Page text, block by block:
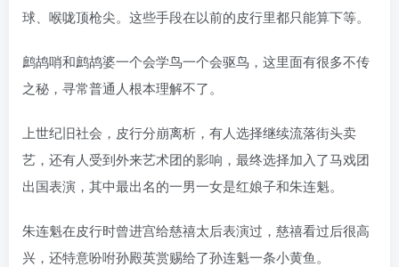
球、喉咙顶枪尖。这些手段在以前的皮行里都只能算下等。
鹧鸪哨和鹧鸪婆一个会学鸟一个会驱鸟，这里面有很多不传
之秘，寻常普通人根本理解不了。
上世纪旧社会，皮行分崩离析，有人选择继续流落街头卖
艺，还有人受到外来艺术团的影响，最终选择加入了马戏团
出国表演，其中最出名的一男一女是红娘子和朱连魁。
朱连魁在皮行时曾进宫给慈禧太后表演过，慈禧看过后很高
兴，还特意吩咐孙殿英赏赐给了孙连魁一条小黄鱼。